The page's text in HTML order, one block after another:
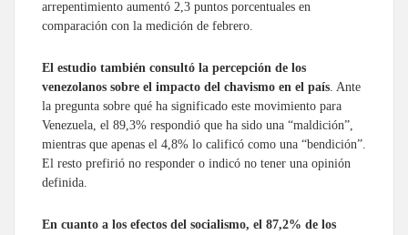
arrepentimiento aumentó 2,3 puntos porcentuales en
comparación con la medición de febrero.
El estudio también consultó la percepción de los
venezolanos sobre el impacto del chavismo en el país . Ante
la pregunta sobre qué ha significado este movimiento para
Venezuela, el 89,3% respondió que ha sido una “maldición”,
mientras que apenas el 4,8% lo calificó como una “bendición”.
El resto prefirió no responder o indicó no tener una opinión
definida.
En cuanto a los efectos del socialismo, el 87,2% de los